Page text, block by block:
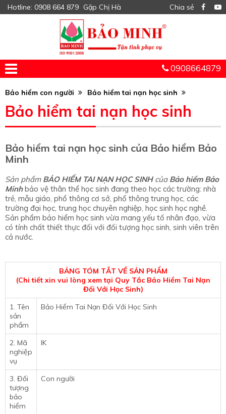
Hotline: 0908 664 879 Gặp Chị Hà Chia sẻ
0908664879
Bảo hiểm con người
Bảo hiểm tai nạn học sinh
Bảo hiểm tai nạn học sinh
Bảo hiểm tai nạn học sinh của Bảo hiểm Bảo
Minh
Sản phẩm BẢO HIỂM TAI NẠN HỌC SINHcủa Bảo hiểm Bảo
Minhbảo vệ thân thể học sinh đang theo học các trường: nhà
trẻ, mẫu giáo, phổ thông cơ sở, phổ thông trung học, các
trường đại học, trung học chuyên nghiệp, học sinh học nghề.
Sản phẩm bảo hiểm học sinh vừa mang yếu tố nhân đạo, vừa
có tính chất thiết thực đối với đối tượng học sinh, sinh viên trên
cả nước.
BẢNG TÓM TẮT VỀ SẢN PHẨM
(Chi tiết xin vui lòng xem tại Quy Tắc Bảo Hiểm Tai Nạn
Đối Với Học Sinh)
1. Tên
sản
phẩm
Bảo Hiểm Tai Nạn Đối Với Học Sinh
2. Mã
nghiệp
vụ
IK
3. Đối
tượng
bảo
hiểm
Con người